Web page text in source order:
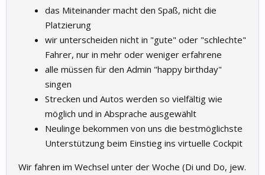
das Miteinander macht den Spaß, nicht die
Platzierung
wir unterscheiden nicht in "gute" oder "schlechte"
Fahrer, nur in mehr oder weniger erfahrene
alle müssen für den Admin "happy birthday"
singen
Strecken und Autos werden so vielfältig wie
möglich und in Absprache ausgewählt
Neulinge bekommen von uns die bestmöglichste
Unterstützung beim Einstieg ins virtuelle Cockpit
Wir fahren im Wechsel unter der Woche (Di und Do, jew.